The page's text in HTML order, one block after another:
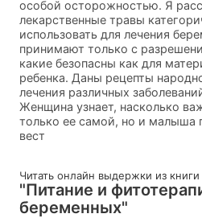
особой осторожностью. Я
лекарственные травы
использовать для лечения
принимают только с
какие безопасны как для
ребенка. Даны рецепты
лечения различных
Женщина узнает, насколько
только ее самой, но и малыша
вест
Читать онлайн выдержки из книги
"Питание и
беременных"